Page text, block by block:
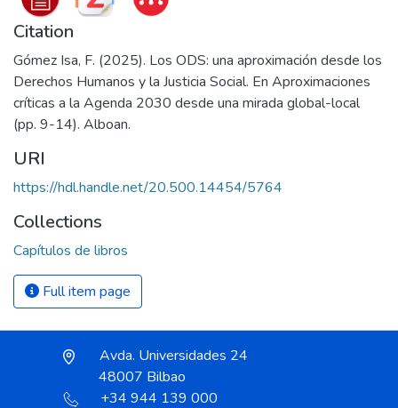
Citation
Gómez Isa, F. (2025). Los ODS: una aproximación desde los
Derechos Humanos y la Justicia Social. En Aproximaciones
críticas a la Agenda 2030 desde una mirada global-local
(pp. 9-14). Alboan.
URI
https://hdl.handle.net/20.500.14454/5764
Collections
Capítulos de libros
Full item page
Avda. Universidades 24
48007 Bilbao
+34 944 139 000